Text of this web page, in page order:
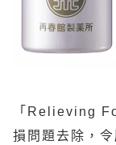
「 Relieving
損問題去除，